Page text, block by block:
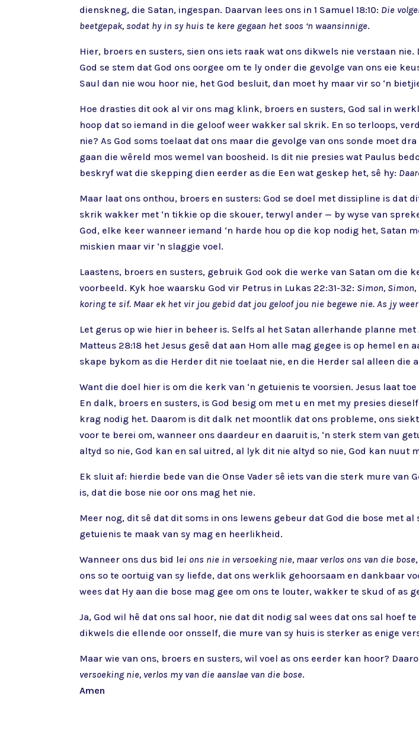
dienskneg, die Satan, ingespan. Daarvan lees ons in 1 Samuel 18:10: Die
beetgepak, sodat hy in sy huis te kere gegaan het soos ‘n waansinnige.
Hier, broers en susters, sien ons iets raak wat ons dikwels nie verstaan
God se stem dat God ons oorgee om te ly onder die gevolge van ons eie
Saul dan nie wou hoor nie, het God besluit, dan moet hy maar vir so ‘n
Hoe drasties dit ook al vir ons mag klink, broers en susters, God sal in
hoop dat so iemand in die geloof weer wakker sal skrik. En so terloops,
nie? As God soms toelaat dat ons maar die gevolge van ons sonde moet
gaan die wêreld mos wemel van boosheid. Is dit nie presies wat Paulus
beskryf wat die skepping dien eerder as die Een wat geskep het, sê hy:
Maar laat ons onthou, broers en susters: God se doel met dissipline is dat
skrik wakker met ‘n tikkie op die skouer, terwyl ander — by wyse van
God, elke keer wanneer iemand ‘n harde hou op die kop nodig het, Satan
miskien maar vir ‘n slaggie voel.
Laastens, broers en susters, gebruik God ook die werke van Satan om die
voorbeeld. Kyk hoe waarsku God vir Petrus in Lukas 22:31-32: Simon,
koring te sif. Maar ek het vir jou gebid dat jou geloof jou nie begewe nie. As jy
Let gerus op wie hier in beheer is. Selfs al het Satan allerhande planne
Matteus 28:18 het Jesus gesê dat aan Hom alle mag gegee is op hemel en
skape bykom as die Herder dit nie toelaat nie, en die Herder sal alleen die
Want die doel hier is om die kerk van ‘n getuienis te voorsien. Jesus laat
En dalk, broers en susters, is God besig om met u en met my presies
krag nodig het. Daarom is dit dalk net moontlik dat ons probleme, ons
voor te berei om, wanneer ons daardeur en daaruit is, ‘n sterk stem van
altyd so nie, God kan en sal uitred, al lyk dit nie altyd so nie, God kan nuut
Ek sluit af: hierdie bede van die Onse Vader sê iets van die sterk mure van
is, dat die bose nie oor ons mag het nie.
Meer nog, dit sê dat dit soms in ons lewens gebeur dat God die bose met
getuienis te maak van sy mag en heerlikheid.
Wanneer ons dus bid lei ons nie in versoeking nie, maar verlos ons van die bose
ons so te oortuig van sy liefde, dat ons werklik gehoorsaam en dankbaar
wees dat Hy aan die bose mag gee om ons te louter, wakker te skud of as
Ja, God wil hê dat ons sal hoor, nie dat dit nodig sal wees dat ons sal hoef
dikwels die ellende oor onsself, die mure van sy huis is sterker as enige
Maar wie van ons, broers en susters, wil voel as ons eerder kan hoor?
versoeking nie, verlos my van die aanslae van die bose.
Amen